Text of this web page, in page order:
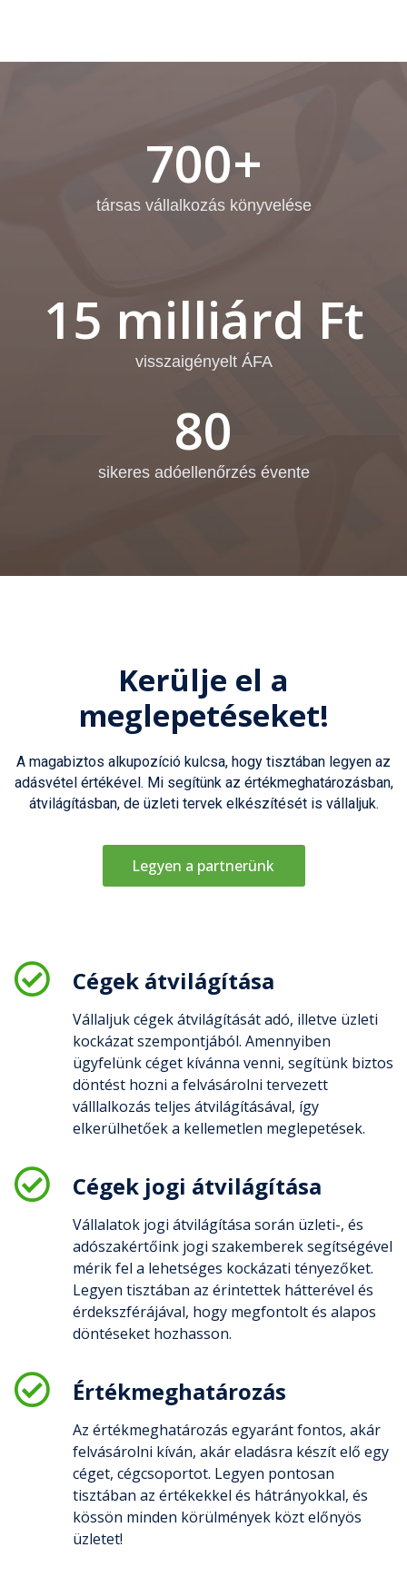
700+
társas vállalkozás könyvelése
15 milliárd Ft
visszaigényelt ÁFA
80
sikeres adóellenőrzés évente
Kerülje el a
meglepetéseket!
A magabiztos alkupozíció kulcsa, hogy tisztában legyen az
adásvétel értékével. Mi segítünk az értékmeghatározásban,
átvilágításban, de üzleti tervek elkészítését is vállaljuk.
Legyen a partnerünk
Cégek átvilágítása
Vállaljuk cégek átvilágítását adó, illetve üzleti
kockázat szempontjából. Amennyiben
ügyfelünk céget kívánna venni, segítünk biztos
döntést hozni a felvásárolni tervezett
válllalkozás teljes átvilágításával, így
elkerülhetőek a kellemetlen meglepetések.
Cégek jogi átvilágítása
Vállalatok jogi átvilágítása során üzleti-, és
adószakértőink jogi szakemberek segítségével
mérik fel a lehetséges kockázati tényezőket.
Legyen tisztában az érintettek hátterével és
érdekszférájával, hogy megfontolt és alapos
döntéseket hozhasson.
Értékmeghatározás
Az értékmeghatározás egyaránt fontos, akár
felvásárolni kíván, akár eladásra készít elő egy
céget, cégcsoportot. Legyen pontosan
tisztában az értékekkel és hátrányokkal, és
kössön minden körülmények közt előnyös
üzletet!